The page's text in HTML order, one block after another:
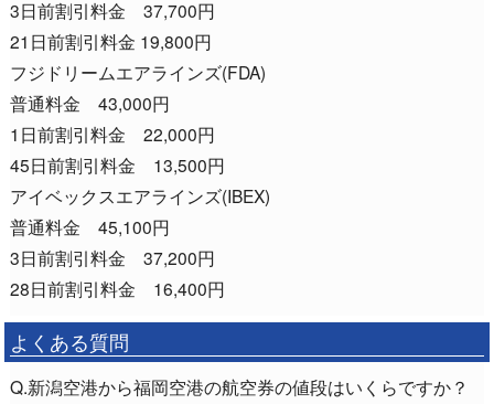
3日前割引料金 37,700円
21日前割引料金 19,800円
フジドリームエアラインズ(FDA)
普通料金 43,000円
1日前割引料金 22,000円
45日前割引料金 13,500円
アイベックスエアラインズ(IBEX)
普通料金 45,100円
3日前割引料金 37,200円
28日前割引料金 16,400円
よくある質問
Q.新潟空港から福岡空港の航空券の値段はいくらですか？